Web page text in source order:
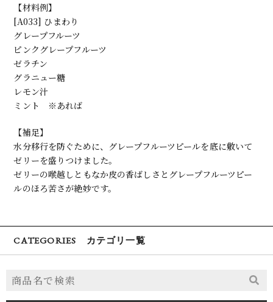
【材料例】
[A033] ひまわり
グレープフルーツ
ピンクグレープフルーツ
ゼラチン
グラニュー糖
レモン汁
ミント ※あれば
【補足】
水分移行を防ぐために、グレープフルーツピールを底に敷いて
ゼリーを盛りつけました。
ゼリーの喉越しともなか皮の香ばしさとグレープフルーツピー
ルのほろ苦さが絶妙です。
CATEGORIES カテゴリ一覧